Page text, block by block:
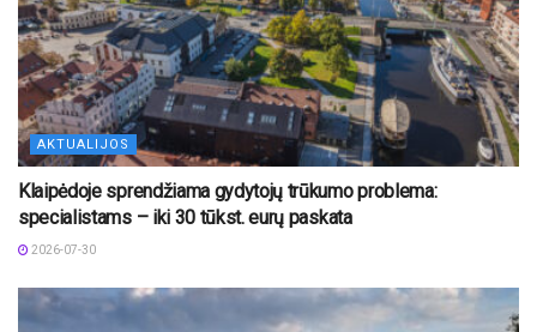
AKTUALIJOS
Klaipėdoje sprendžiama gydytojų trūkumo problema:
specialistams – iki 30 tūkst. eurų paskata
2026-07-30